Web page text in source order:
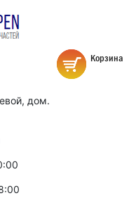
дом.
Корзина